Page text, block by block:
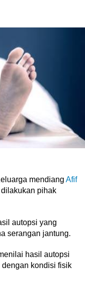
mendiang Afif
pihak
autopsi yang
serangan jantung.
hasil autopsi
kondisi fisik